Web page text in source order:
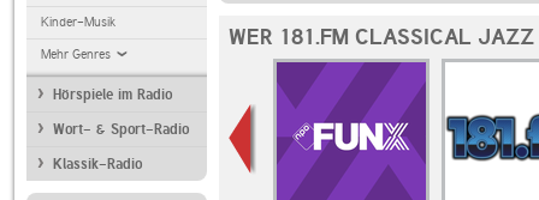
Kinder-Musik
Mehr Genres
Hörspiele im Radio
Wort- & Sport-Radio
Klassik-Radio
WER 181.FM CLASSICAL JAZZ